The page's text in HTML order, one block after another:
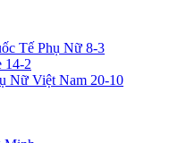
Tế Phụ Nữ 8-3
14-2
Nữ Việt Nam 20-10